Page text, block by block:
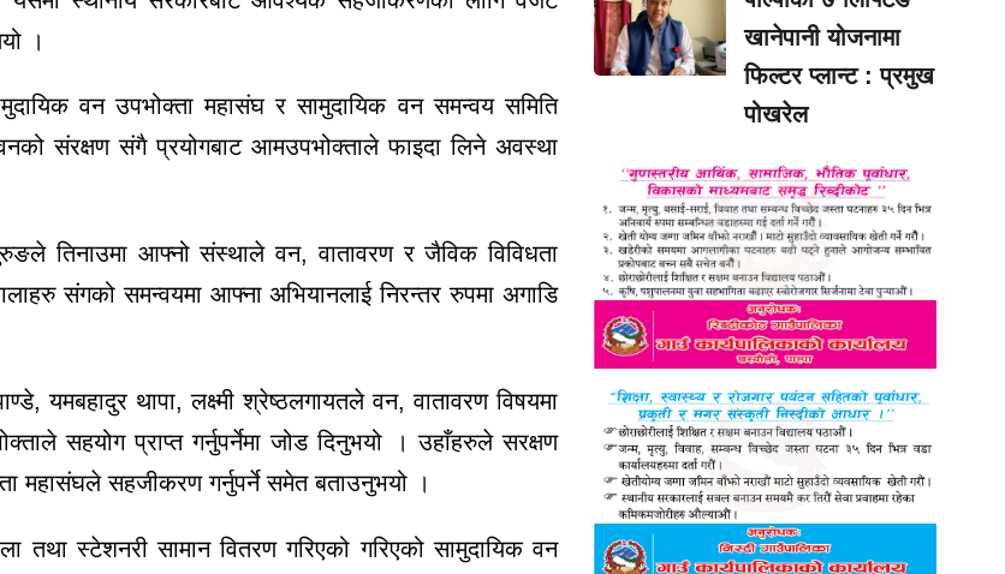
।
वन उपभोक्ता महासंघ र सामुदायिक वन समन्वय समिति
संरक्षण संगै प्रयोगबाट आमउपभोक्ताले फाइदा लिने अवस्था
तिनाउमा आफ्नो संस्थाले वन, वातावरण र जैविक विविधता
संगको समन्वयमा आफ्ना अभियानलाई निरन्तर रुपमा अगाडि
यमबहादुर थापा, लक्ष्मी श्रेष्ठलगायतले वन, वातावरण विषयमा
सहयोग प्राप्त गर्नुपर्नेमा जोड दिनुभयो । उहाँहरुले सरक्षण
महासंघले सहजीकरण गर्नुपर्ने समेत बताउनुभयो ।
तथा स्टेशनरी सामान वितरण गरिएको गरिएको सामुदायिक वन
खानेपानी योजनामा
फिल्टर प्लान्ट : प्रमुख
पोखरेल